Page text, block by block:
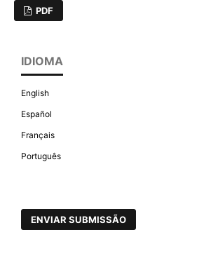
PDF
IDIOMA
English
Español
Français
Português
ENVIAR SUBMISSÃO